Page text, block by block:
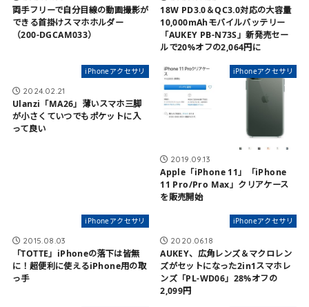
両手フリーで自分目線の動画撮影が
できる首掛けスマホホルダー
（200-DGCAM033）
18W PD3.0＆QC3.0対応の大容量
10,000mAhモバイルバッテリー
「AUKEY PB-N73S」新発売セー
ルで20%オフの2,064円に
iPhoneアクセサリ
2024.02.21
Ulanzi「MA26」薄いスマホ三脚
が小さくていつでもポケットに入
って良い
iPhoneアクセサリ
2019.09.13
Apple「iPhone 11」「iPhone
11 Pro/Pro Max」クリアケース
を販売開始
iPhoneアクセサリ
2015.08.03
「TOTTE」iPhoneの落下は皆無
に！超便利に使えるiPhone用の取
っ手
iPhoneアクセサリ
2020.06.18
AUKEY、広角レンズ＆マクロレン
ズがセットになった2in1スマホレ
ンズ「PL-WD06」28%オフの
2,099円